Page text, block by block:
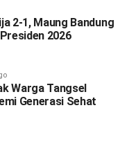
2-1, Maung Bandung
2026
Warga Tangsel
Generasi Sehat